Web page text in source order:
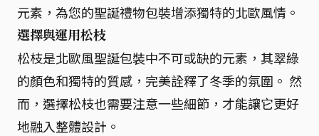
元素，為您的聖誕禮物包裝增添獨特的北歐風情。
選擇與運用松枝
松枝是北歐風聖誕包裝中不可或缺的元素，其翠綠
的顏色和獨特的質感，完美詮釋了冬季的氛圍。 然
而，選擇松枝也需要注意一些細節，才能讓它更好
地融入整體設計。